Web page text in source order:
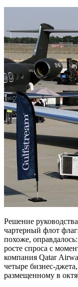
Решение
чартерный флот
похоже,
росте спроса с
компания Qatar
четыре бизнес-
размещенному в